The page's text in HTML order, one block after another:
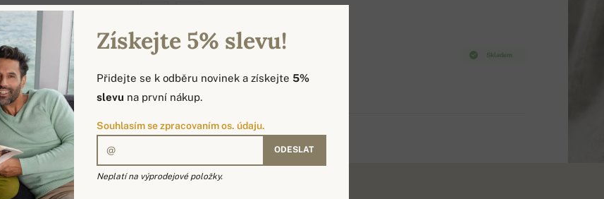
Skladem
DOSTUPNÉ BARVY
18 805 Kč
Získejte 5% slevu!
Přidejte se k odběru novinek a získejte 5%
slevu na první nákup.
Souhlasím se zpracovaním os. údaju.
ODESLAT
Neplatí na výprodejové položky.